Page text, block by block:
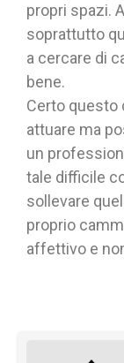
propri spazi.
soprattutto
a cercare di
bene.
Certo questo
attuare ma
un
tale difficile
sollevare
proprio
affettivo e